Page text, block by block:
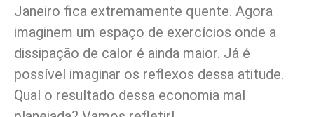
Janeiro fica extremamente quente. Agora
imaginem um espaço de exercícios onde a
dissipação de calor é ainda maior. Já é
possível imaginar os reflexos dessa atitude.
Qual o resultado dessa economia mal